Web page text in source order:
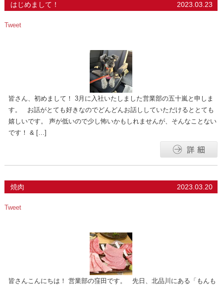
はじめまして！ 2023.03.23
Tweet
皆さん、初めまして！ 3月に入社いたしました営業部の五十嵐と申しま
す。 お話がとても好きなのでどんどんお話ししていただけるととても
嬉しいです。 声が低いので少し怖いかもしれませんが、そんなことない
です！ & […]
焼肉 2023.03.20
Tweet
皆さんこんにちは！ 営業部の窪田です。 先日、北品川にある「もんも